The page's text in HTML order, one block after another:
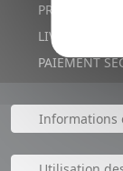
PROMOTIONS
LIVRAISON
PAIEMENT
Informations